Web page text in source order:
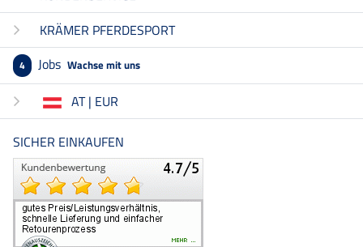
KRÄMER PFERDESPORT
4 Jobs Wachse mit uns
AT | EUR
SICHER EINKAUFEN